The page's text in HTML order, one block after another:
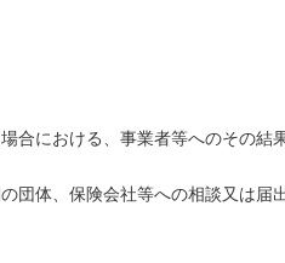
合における、事業者等へのその結
団体、保険会社等への相談又は届